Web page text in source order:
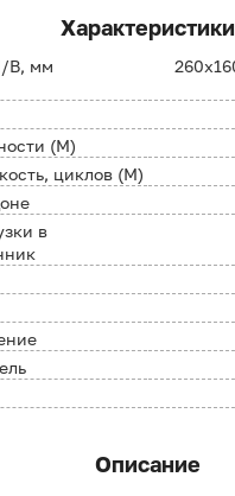
Характеристики
В, мм
(М)
циклов (М)
в
Описание